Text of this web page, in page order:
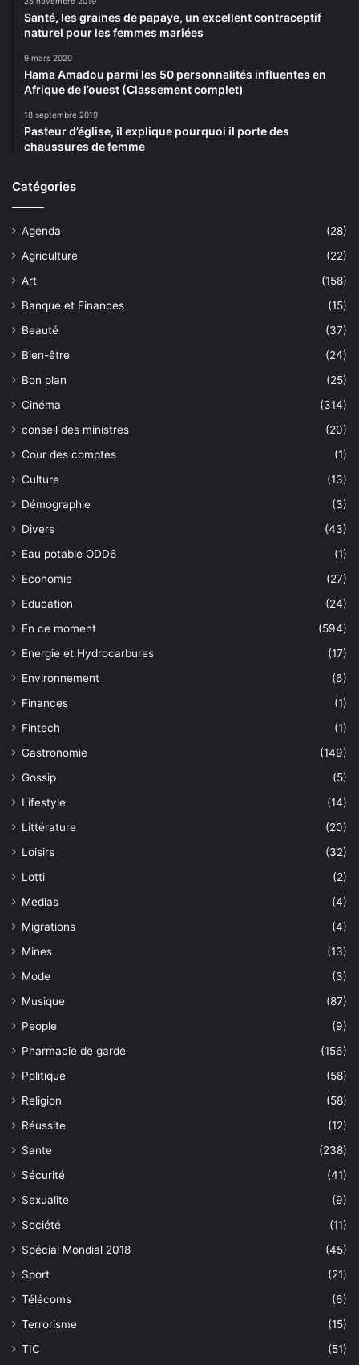
Santé, les graines de papaye, un excellent contraceptif
naturel pour les femmes mariées
9 mars 2020
Hama Amadou parmi les 50 personnalités influentes en
Afrique de l’ouest (Classement complet)
18 septembre 2019
Pasteur d’église, il explique pourquoi il porte des
chaussures de femme
Catégories
Agenda
(28)
Agriculture
(22)
Art
(158)
Banque et Finances
(15)
Beauté
(37)
Bien-être
(24)
Bon plan
(25)
Cinéma
(314)
conseil des ministres
(20)
Cour des comptes
(1)
Culture
(13)
Démographie
(3)
Divers
(43)
Eau potable ODD6
(1)
Economie
(27)
Education
(24)
En ce moment
(594)
Energie et Hydrocarbures
(17)
Environnement
(6)
Finances
(1)
Fintech
(1)
Gastronomie
(149)
Gossip
(5)
Lifestyle
(14)
Littérature
(20)
Loisirs
(32)
Lotti
(2)
Medias
(4)
Migrations
(4)
Mines
(13)
Mode
(3)
Musique
(87)
People
(9)
Pharmacie de garde
(156)
Politique
(58)
Religion
(58)
Réussite
(12)
Sante
(238)
Sécurité
(41)
Sexualite
(9)
Société
(11)
Spécial Mondial 2018
(45)
Sport
(21)
Télécoms
(6)
Terrorisme
(15)
TIC
(51)